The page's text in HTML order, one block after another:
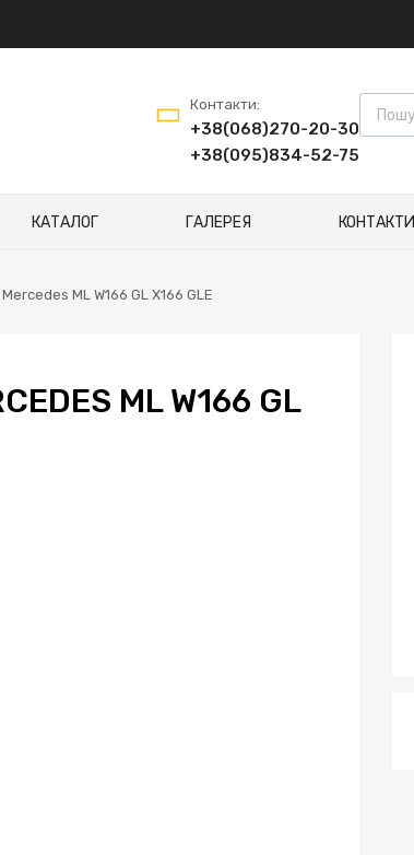
Контакти:
+38(068)270-20-30
+38(095)834-52-75
КАТАЛОГ ГАЛЕРЕЯ КОНТАКТИ
ML W166 GL X166 GLE
ML W166 GL